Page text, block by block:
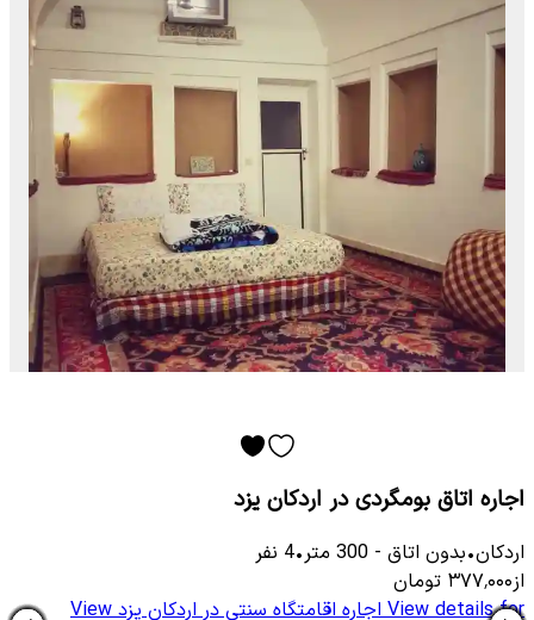
اجاره اتاق بومگردی در اردکان یزد
اردکان•بدون اتاق -
300 متر•
4 نفر
از۳۷۷٬۰۰۰ تومان
View details for اجاره اقامتگاه سنتی در اردکان یزدView